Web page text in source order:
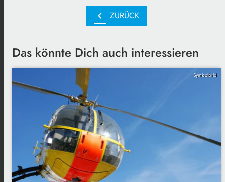
chevron_left ZURÜCK
Das könnte Dich auch interessieren
Symbolbild